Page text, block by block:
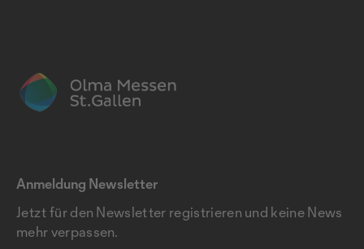
Anmeldung Newsletter
Jetzt für den Newsletter registrieren und keine News
mehr verpassen.